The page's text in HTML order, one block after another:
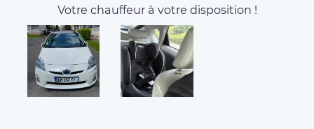
Votre chauffeur à votre disposition !